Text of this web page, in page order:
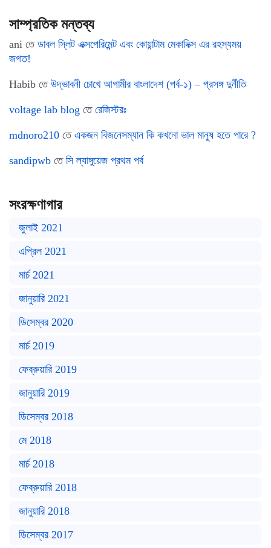
সাম্প্রতিক মন্তব্য
ani তে ডাবল স্লিট এক্সপেরিমেন্ট এবং কোয়ান্টাম মেকানিক্স এর রহস্যময়
জগত!
Habib তে উদ্ভাবনী চোখে আগামীর বাংলাদেশ (পর্ব-১) – প্রসঙ্গ দুর্নীতি
voltage lab blog তে রেজিস্টরঃ
mdnoro210 তে একজন বিজনেসম্যান কি কখনো ভাল মানুষ হতে পারে ?
sandipwb তে সি ল্যাঙ্গুয়েজ প্রথম পর্ব
সংরক্ষণাগার
জুলাই 2021
এপ্রিল 2021
মার্চ 2021
জানুয়ারি 2021
ডিসেম্বর 2020
মার্চ 2019
ফেব্রুয়ারি 2019
জানুয়ারি 2019
ডিসেম্বর 2018
মে 2018
মার্চ 2018
ফেব্রুয়ারি 2018
জানুয়ারি 2018
ডিসেম্বর 2017